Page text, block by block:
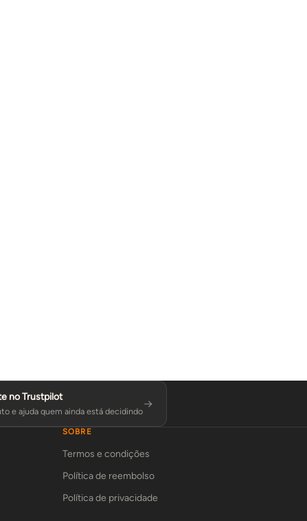
no Trustpilot
e ajuda quem ainda está decidindo
SOBRE
Termos e condições
Política de reembolso
Política de privacidade